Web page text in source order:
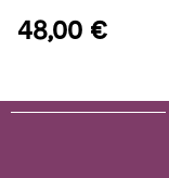
48,00 €